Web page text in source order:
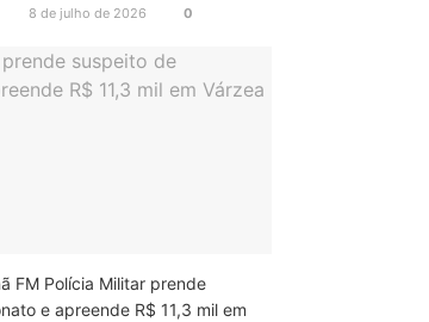
8 de julho de 2026 0
FM Polícia Militar prende
e apreende R$ 11,3 mil em